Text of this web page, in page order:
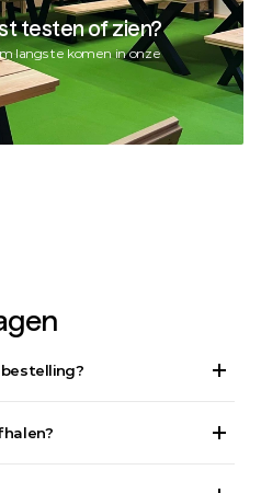
testen of zien?
langs te komen in onze